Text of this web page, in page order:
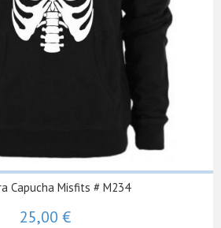
Capucha Misfits # M234
25,00 €